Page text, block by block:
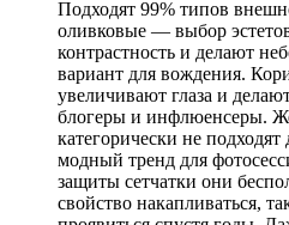
Подходят 99% типов
оливковые — выбор
контрастность и делают
вариант для вождения.
увеличивают глаза и
блогеры и инфлюенсеры.
категорически не
модный тренд для
защиты сетчатки они
свойство накапливаться,